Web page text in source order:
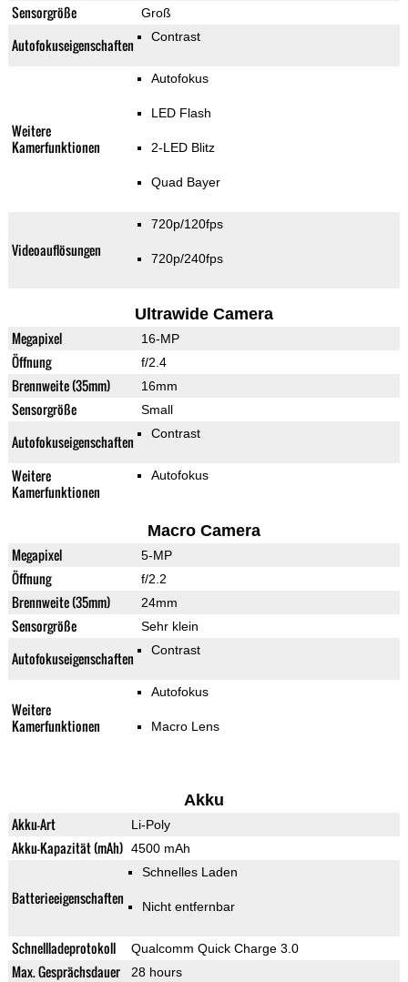
Sensorgröße Groß
Autofokuseigenschaften Contrast
Weitere
Kamerfunktionen
Autofokus
LED Flash
2-LED Blitz
Quad Bayer
Videoauflösungen
720p/120fps
720p/240fps
Ultrawide Camera
Megapixel 16-MP
Öffnung f/2.4
Brennweite (35mm) 16mm
Sensorgröße Small
Autofokuseigenschaften Contrast
Weitere
Kamerfunktionen
Autofokus
Macro Camera
Megapixel 5-MP
Öffnung f/2.2
Brennweite (35mm) 24mm
Sensorgröße Sehr klein
Autofokuseigenschaften Contrast
Weitere
Kamerfunktionen
Autofokus
Macro Lens
Akku
Akku-Art Li-Poly
Akku-Kapazität (mAh) 4500 mAh
Batterieeigenschaften
Schnelles Laden
Nicht entfernbar
Schnellladeprotokoll Qualcomm Quick Charge 3.0
Max. Gesprächsdauer 28 hours